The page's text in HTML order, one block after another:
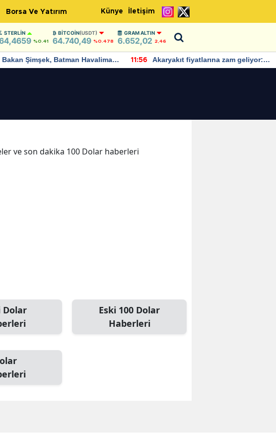
Borsa Ve Yatırım Künye İletişim
STERLIN
%0.41
BITCOIN(USDT)
64.740,49 %0.478
GRAM ALTIN
6.652,02 2,46
Bakan Şimşek, Batman Havalimanı
için umut verici açıklamalarda
11:56
Akaryakıt fiyatlarına zam geliyor:
Yeni tarih açıklandı
ve son dakika 100 Dolar haberleri
Dolar
Eski 100 Dolar
Haberleri